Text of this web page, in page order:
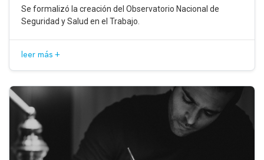
Se formalizó la creación del Observatorio Nacional de
Seguridad y Salud en el Trabajo.
leer más +